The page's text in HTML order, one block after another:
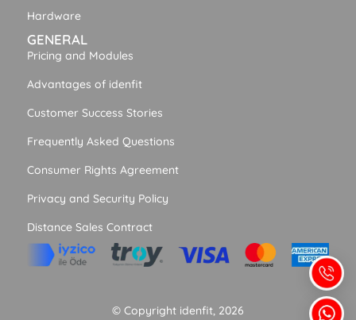
Hardware
GENERAL
Pricing and Modules
Advantages of idenfit
Customer Success Stories
Frequently Asked Questions
Consumer Rights Agreement
Privacy and Security Policy
Distance Sales Contract
© Copyright idenfit, 2026